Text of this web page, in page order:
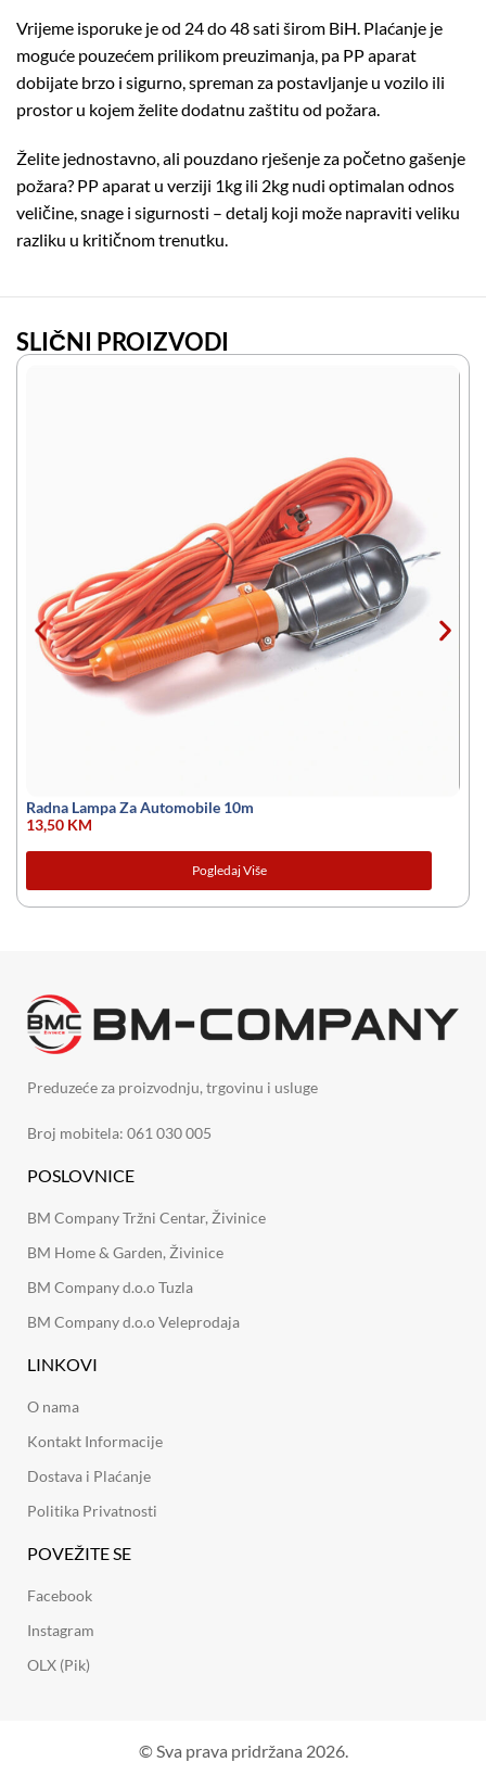
Vrijeme isporuke je od 24 do 48 sati širom BiH. Plaćanje je
moguće pouzećem prilikom preuzimanja, pa PP aparat
dobijate brzo i sigurno, spreman za postavljanje u vozilo ili
prostor u kojem želite dodatnu zaštitu od požara.
Želite jednostavno, ali pouzdano rješenje za početno gašenje
požara? PP aparat u verziji 1kg ili 2kg nudi optimalan odnos
veličine, snage i sigurnosti – detalj koji može napraviti veliku
razliku u kritičnom trenutku.
SLIČNI PROIZVODI
Radna Lampa Za Automobile 10m
13,50 KM
Pogledaj Više
Preduzeće za proizvodnju, trgovinu i usluge
Broj mobitela: 061 030 005
POSLOVNICE
BM Company Tržni Centar, Živinice
BM Home & Garden, Živinice
BM Company d.o.o Tuzla
BM Company d.o.o Veleprodaja
LINKOVI
O nama
Kontakt Informacije
Dostava i Plaćanje
Politika Privatnosti
POVEŽITE SE
Facebook
Instagram
OLX (Pik)
© Sva prava pridržana 2026.